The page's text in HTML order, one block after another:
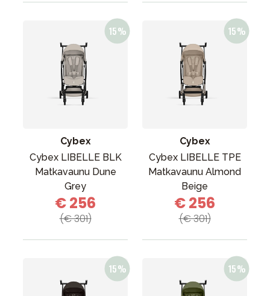
Cybex
Cybex LIBELLE BLK
Matkavaunu Dune
Grey
€ 256
(€ 301)
Cybex
Cybex LIBELLE TPE
Matkavaunu Almond
Beige
€ 256
(€ 301)